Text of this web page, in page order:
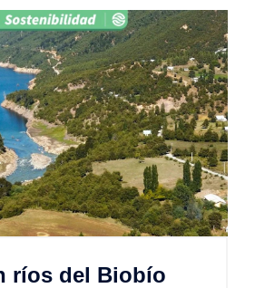
ríos del Biobío